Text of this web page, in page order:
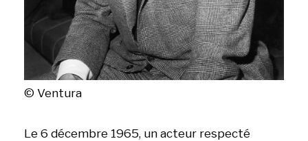
© Ventura
Le 6 décembre 1965, un acteur respecté